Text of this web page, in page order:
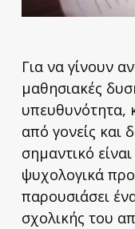
Για να γίνουν
μαθησιακές
υπευθυνότητα,
από γονείς και
σημαντικό
ψυχολογικά
παρουσιάσει
σχολικής του